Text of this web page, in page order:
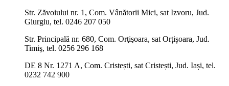
Str. Zăvoiului nr. 1, Com. Vânătorii Mici, sat Izvoru, Jud.
Giurgiu, tel. 0246 207 050
Str. Principală nr. 680, Com. Orţişoara, sat Orțișoara, Jud.
Timiş, tel. 0256 296 168
DE 8 Nr. 1271 A, Com. Cristești, sat Cristești, Jud. Iași, tel.
0232 742 900